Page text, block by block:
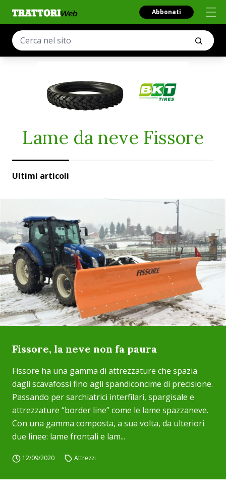
Abbonati
Lame da neve Fissore
Ultimi articoli
Fissore, la neve non fa paura
Fissore ha una gamma di attrezzature che spazia
dagli scavafossi fino agli spandiconcime di precisione.
Passando per sarchiatrici interfilari, spargisale e
attrezzature “border line” come le lame spazzaneve.
Con una gamma composta, a sua volta, da ulteriori
due linee: lame frontali e lam...
12/09/2020 Attrezzi